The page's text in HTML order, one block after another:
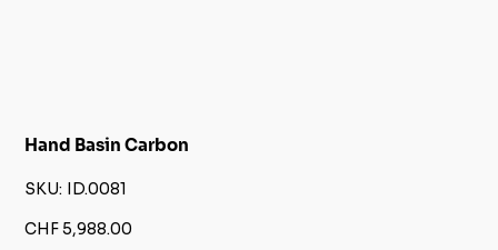
Hand Basin Carbon
SKU: SKU
ID.0081
ID.0081
Price
CHF 5,988.00